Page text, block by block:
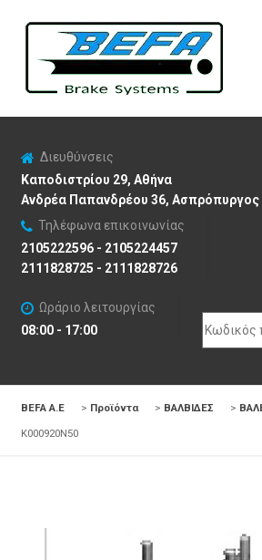
Διευθύνσεις
Καποδιστρίου 29, Αθήνα
Ανδρέα Παπανδρέου 36, Ασπρόπυργος
Τηλέφωνα επικοινωνίας
2105222596 - 2105224457
2111828725 - 2111828726
Ωράριο λειτουργίας
08:00 - 17:00
Search
for:
BEFA Α.Ε > Προϊόντα > ΒΑΛΒΙΔΕΣ >
K000920N50